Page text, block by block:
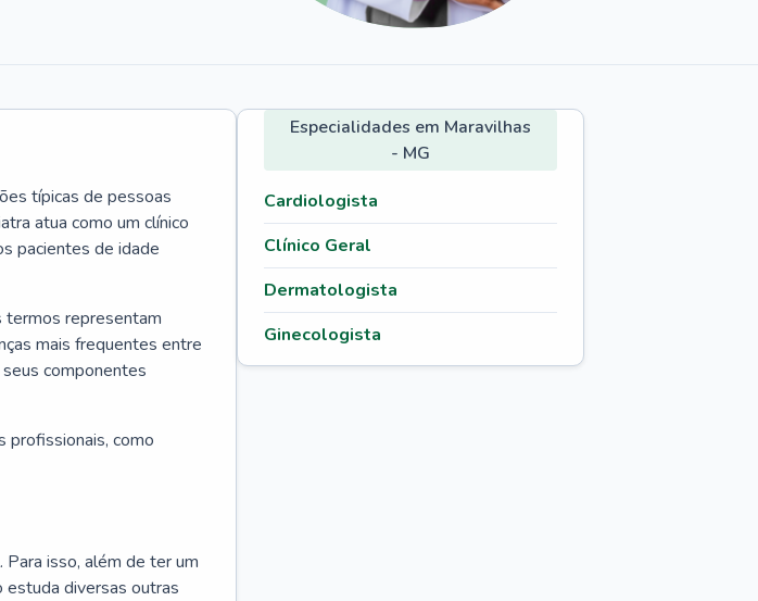
típicas de pessoas
atua como um clínico
pacientes de idade
termos representam
mais frequentes entre
componentes
profissionais, como
isso, além de ter um
estuda diversas outras
Especialidades em Maravilhas
- MG
Cardiologista
Clínico Geral
Dermatologista
Ginecologista